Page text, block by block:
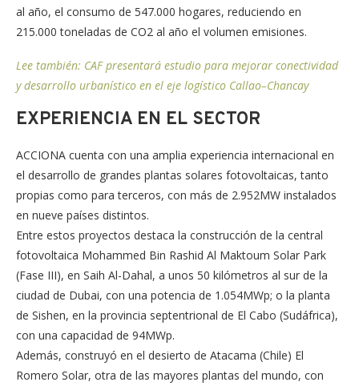
al año, el consumo de 547.000 hogares, reduciendo en
215.000 toneladas de CO2 al año el volumen emisiones.
Lee también: CAF presentará estudio para mejorar conectividad
y desarrollo urbanístico en el eje logístico Callao–Chancay
EXPERIENCIA EN EL SECTOR
ACCIONA cuenta con una amplia experiencia internacional en
el desarrollo de grandes plantas solares fotovoltaicas, tanto
propias como para terceros, con más de 2.952MW instalados
en nueve países distintos.
Entre estos proyectos destaca la construcción de la central
fotovoltaica Mohammed Bin Rashid Al Maktoum Solar Park
(Fase III), en Saih Al-Dahal, a unos 50 kilómetros al sur de la
ciudad de Dubai, con una potencia de 1.054MWp; o la planta
de Sishen, en la provincia septentrional de El Cabo (Sudáfrica),
con una capacidad de 94MWp.
Además, construyó en el desierto de Atacama (Chile) El
Romero Solar, otra de las mayores plantas del mundo, con